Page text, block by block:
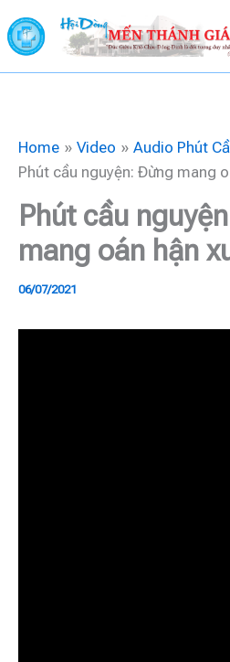
to
content
Home Video
Audio Phút
Phút cầu nguyện: Đừng mang
Phút cầu
mang oán hận
06/07/2021